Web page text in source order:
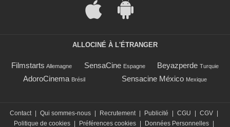
ALLOCINÉ À L'ÉTRANGER
Filmstarts Allemagne SensaCine Espagne Beyazperde Turquie
AdoroCinema Brésil Sensacine México Mexique
Contact Qui sommes-nous Recrutement Publicité CGU CGV
Politique de cookies
Préférences cookies Données Personnelles